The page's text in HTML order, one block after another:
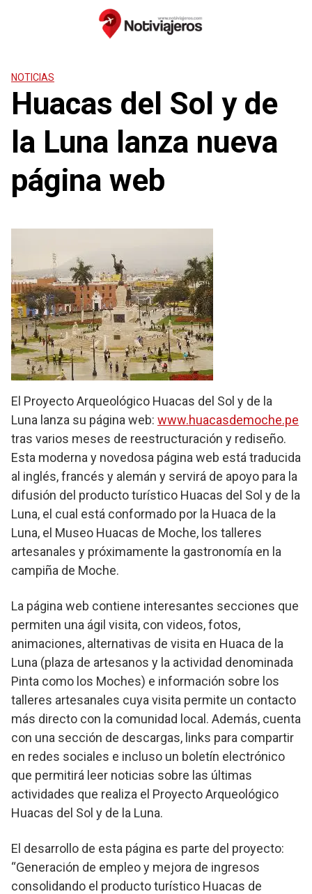
NOTICIAS
Huacas del Sol y de
la Luna lanza nueva
página web
El Proyecto Arqueológico Huacas del Sol y de la
Luna lanza su página web: www.huacasdemoche.pe
tras varios meses de reestructuración y rediseño.
Esta moderna y novedosa página web está traducida
al inglés, francés y alemán y servirá de apoyo para la
difusión del producto turístico Huacas del Sol y de la
Luna, el cual está conformado por la Huaca de la
Luna, el Museo Huacas de Moche, los talleres
artesanales y próximamente la gastronomía en la
campiña de Moche.
La página web contiene interesantes secciones que
permiten una ágil visita, con videos, fotos,
animaciones, alternativas de visita en Huaca de la
Luna (plaza de artesanos y la actividad denominada
Pinta como los Moches) e información sobre los
talleres artesanales cuya visita permite un contacto
más directo con la comunidad local. Además, cuenta
con una sección de descargas, links para compartir
en redes sociales e incluso un boletín electrónico
que permitirá leer noticias sobre las últimas
actividades que realiza el Proyecto Arqueológico
Huacas del Sol y de la Luna.
El desarrollo de esta página es parte del proyecto:
“Generación de empleo y mejora de ingresos
consolidando el producto turístico Huacas de